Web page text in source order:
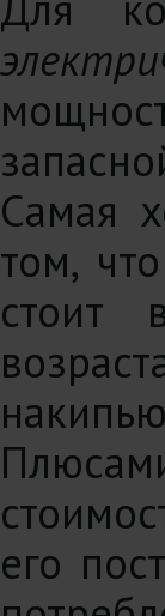
Самая
том,
стоит
его